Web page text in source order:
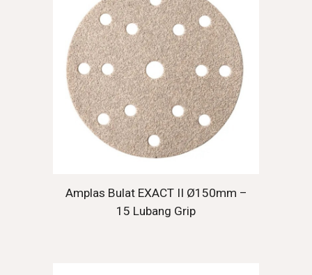
Amplas Bulat EXACT II Ø150mm –
15 Lubang Grip